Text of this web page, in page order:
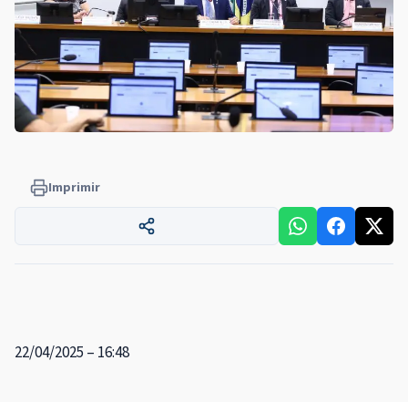
Imprimir
22/04/2025 – 16:48